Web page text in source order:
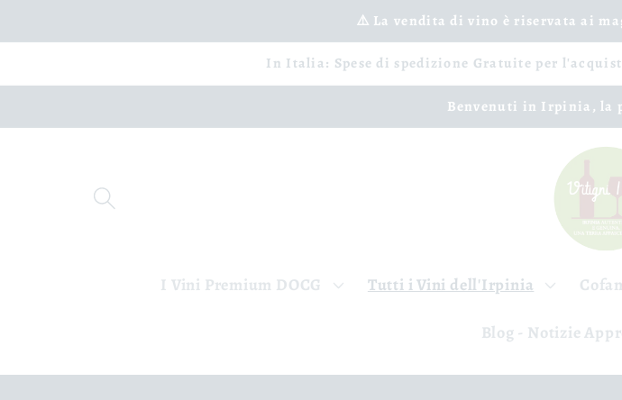
ai contenuti
⚠️ La vendita di vino è riservata ai
In Italia: Spese di spedizione Gratuite per
Benvenuti in Irpinia, la
I Vini Premium DOCG Tutti i Vini dell'Irpinia
Blog - Notizie